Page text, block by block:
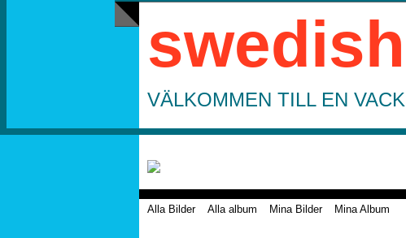
VÄLKOMMEN TILL EN
Alla Bilder Alla album Mina Bilder Mina Album